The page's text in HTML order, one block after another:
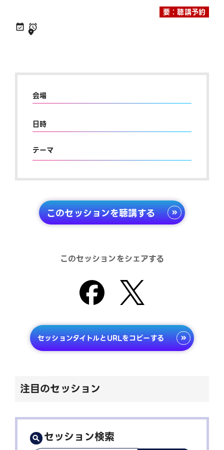
要：聴講予約
会場
日時
テーマ
このセッションを聴講する
このセッションをシェアする
セッションタイトルとURLをコピーする
注目のセッション
セッション検索